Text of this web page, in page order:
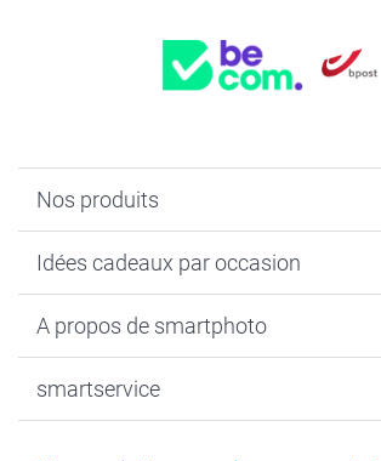
Nos produits
Cadeaux photo
Tirage photo & agrandissement
MyNameBook
Idées cadeaux par occasion
Anniversaire
Fin d'études
A propos de smartphoto
Durabilité
smartservice